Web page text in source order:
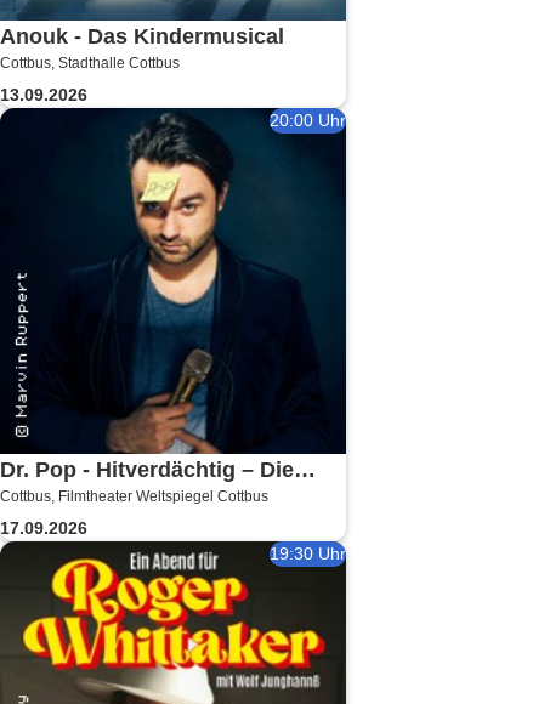
Anouk - Das Kindermusical
Cottbus, Stadthalle Cottbus
13.09.2026
20:00 Uhr
Dr. Pop - Hitverdächtig – Die
Musik-Comedy-Stand-up-Show! -
(ständig aktualisiert)
Cottbus, Filmtheater Weltspiegel Cottbus
17.09.2026
19:30 Uhr